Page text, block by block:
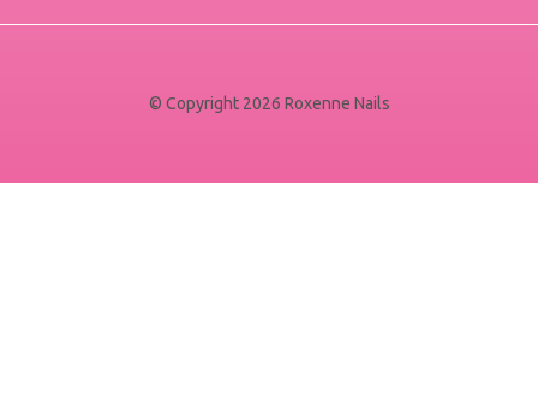
© Copyright 2026 Roxenne Nails